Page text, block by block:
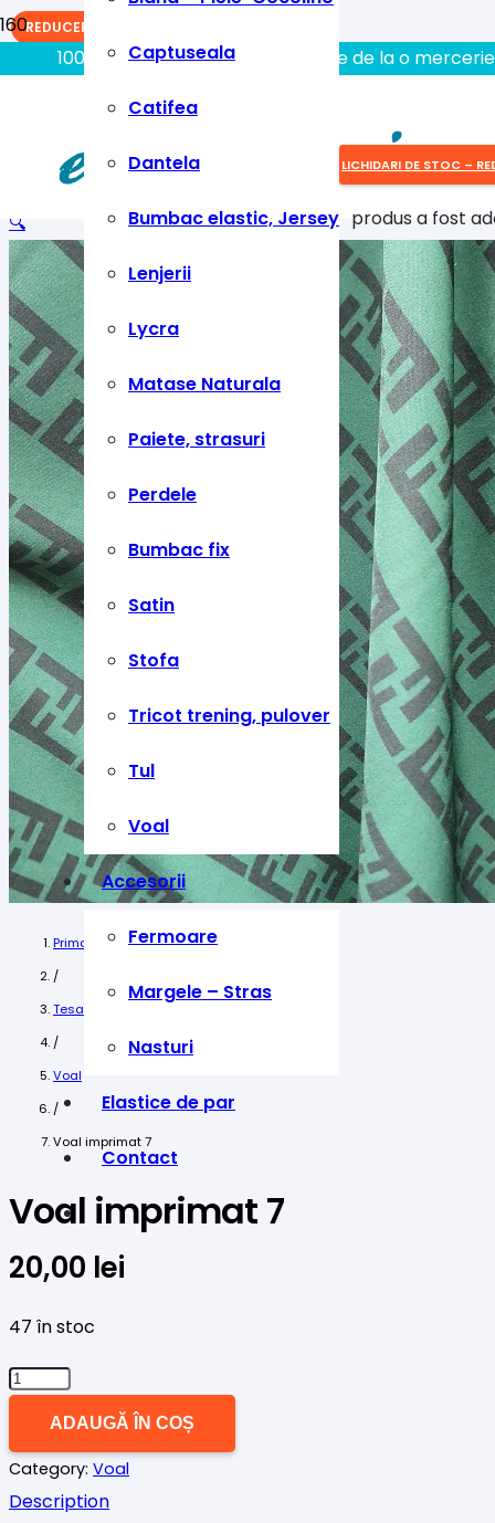
100% aici gasiti tot ce aveti nevoie de la o
Captuseala
Catifea
Dantela
Bumbac elastic, Jersey
Lenjerii
Lycra
Matase Naturala
Paiete, strasuri
Perdele
Bumbac fix
Satin
Stofa
Tricot trening, pulover
Tul
Voal
Accesorii
Fermoare
Margele – Stras
Nasturi
Elastice de par
Contact
LICHIDARI DE STOC –
produsa fost
🔍
Prima pagină
/
Tesaturi
/
Voal
/
Voal imprimat 7
Voal imprimat 7
20,00 lei
47 în stoc
Cantitate
imprimat
7
ADAUGĂ ÎN COȘ
Category: Voal
Description
REDUCERI!